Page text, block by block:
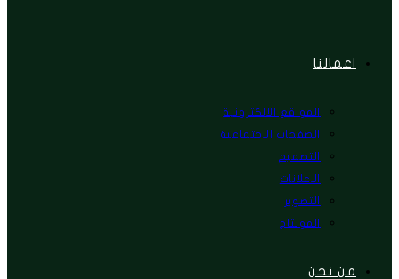
اعمالنا
المواقع الالكترونية
الصفحات الاجتماعية
التصميم
الاعلانات
التصوير
المونتاج
من نحن